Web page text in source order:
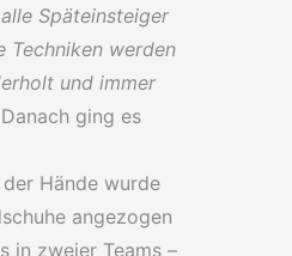
Späteinsteiger
Techniken werden
und immer
Danach ging es
Hände wurde
angezogen
in zweier Teams –